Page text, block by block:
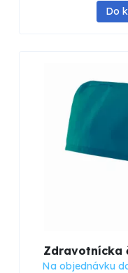
Do
Zdravotnícka
Na objednávku